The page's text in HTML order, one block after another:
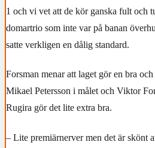
1 och vi vet att de kör ganska fult och
domartrio som inte var på banan
satte verkligen en dålig standard.
Forsman menar att laget gör en bra
Mikael Petersson i målet och Viktor
Rugira gör det lite extra bra.
– Lite premiärnerver men det är skönt